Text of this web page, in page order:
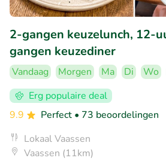
2-gangen keuzelunch, 12-
gangen keuzediner
Vandaag Morgen Ma Di Wo
Erg populaire deal
9.9
Perfect • 73 beoordelingen
Lokaal Vaassen
Vaassen (11km)